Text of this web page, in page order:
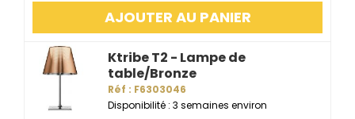
AJOUTER AU PANIER
Ktribe T2 - Lampe de
table/Bronze
Réf : F6303046
Disponibilité : 3 semaines environ